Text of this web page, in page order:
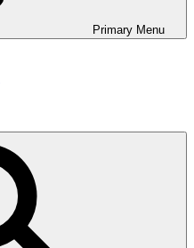
Primary Menu